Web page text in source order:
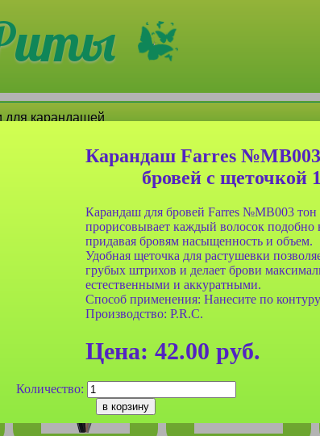
Карандаш Farres №MB003
бровей с щеточкой
Карандаш для бровей Farres №MB003 тон
прорисовывает каждый волосок подобно
придавая бровям насыщенность и объем.
Удобная щеточка для растушевки
грубых штрихов и делает брови
естественными и аккуратными.
Способ применения: Нанесите по
Производство: P.R.C.
Цена: 42.00 руб.
Количество:
для карандашей
Карандаш Farres №021-
202 темно-коричневый
для бровей с щеточкой
Карандаш Farres №021-
203 графит для бровей с